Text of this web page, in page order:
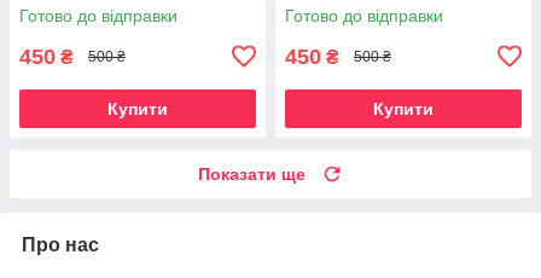
Готово до відправки
450 ₴ 500 ₴
Купити
Готово до відправки
450 ₴ 500 ₴
Купити
Показати ще
Про нас